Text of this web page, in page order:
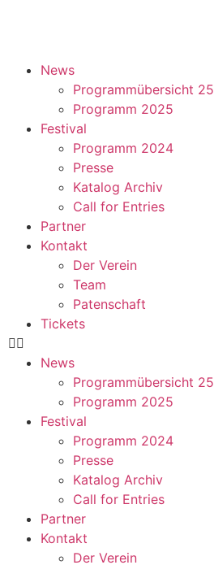
News
Programmübersicht 25
Programm 2025
Festival
Programm 2024
Presse
Katalog Archiv
Call for Entries
Partner
Kontakt
Der Verein
Team
Patenschaft
Tickets
News
Programmübersicht 25
Programm 2025
Festival
Programm 2024
Presse
Katalog Archiv
Call for Entries
Partner
Kontakt
Der Verein